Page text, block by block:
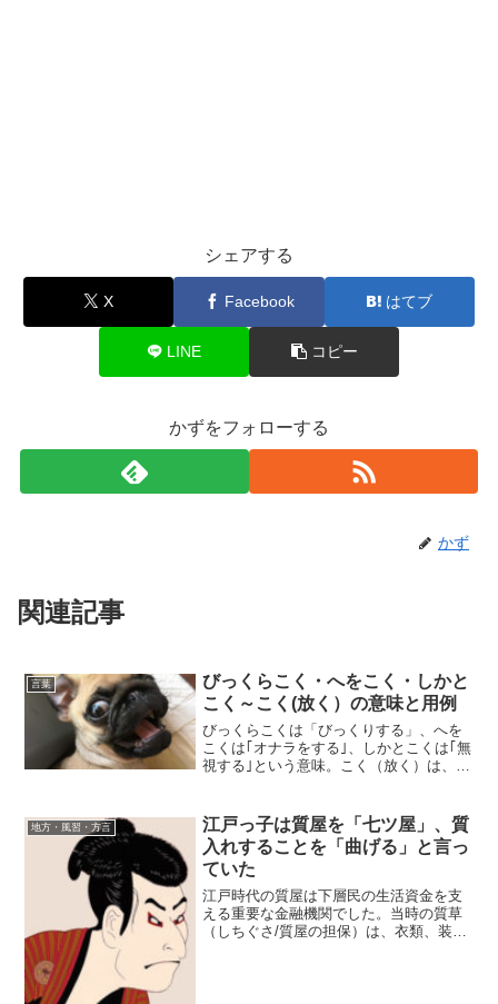
シェアする
X Facebook はてブ
LINE コピー
かずをフォローする
かず
関連記事
言葉
びっくらこく・へをこく・しかと
こく～こく(放く）の意味と用例
びっくらこくは「びっくりする」、へを
こくは｢オナラをする｣、しかとこくは｢無
視する｣という意味。こく（放く）は、北
るようですが、びっくらは、1977年に放
送されていたク...
地方・風習・方言
江戸っ子は質屋を「七ツ屋」、質
入れすることを「曲げる」と言っ
ていた
江戸時代の質屋は下層民の生活資金を支
える重要な金融機関でした。当時の質草
（しちぐさ/質屋の担保）は、衣類、装身